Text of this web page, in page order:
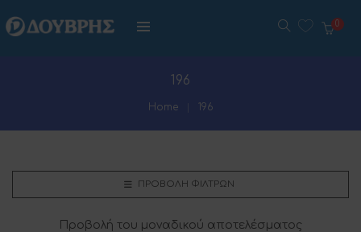
196
Home 196
ΠΡΟΒΟΛΉ ΦΊΛΤΡΩΝ
Προβολή του μοναδικού αποτελέσματος